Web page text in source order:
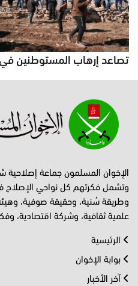
تصاعد إرهاب المستوطنين
الإخوان المسلمون جماعة إصلاحية
وتشمل فكرتهم كل نواحي الإصلاح
وطريقة سُنية، وحقيقة صوفية،
علمية ثقافية، وشركة اقتصادية،
الرئيسية
بوابة الإخوان
آخر الأخبار